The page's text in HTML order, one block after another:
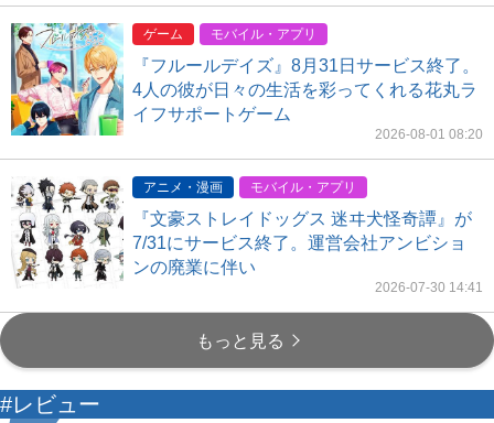
ゲーム モバイル・アプリ
『フルールデイズ』8月31日サービス終了。
4人の彼が日々の生活を彩ってくれる花丸ラ
イフサポートゲーム
2026-08-01 08:20
アニメ・漫画 モバイル・アプリ
『文豪ストレイドッグス 迷ヰ犬怪奇譚』が
7/31にサービス終了。運営会社アンビショ
ンの廃業に伴い
2026-07-30 14:41
もっと見る
#レビュー